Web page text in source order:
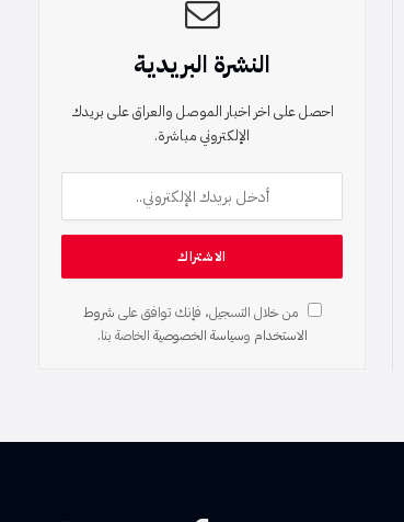
النشرة البريدية
احصل على اخر اخبار الموصل والعراق على بريدك
الإلكتروني مباشرة.
من خلال التسجيل، فإنك توافق على شروط
الاستخدام وسياسة الخصوصية الخاصة بنا.